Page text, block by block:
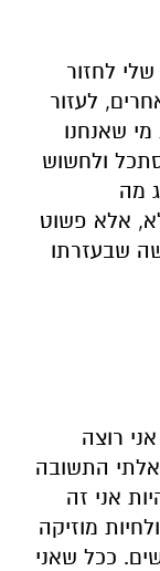
לחזור
לעזור
שאנחנו
ולחשוש
מה
אלא פשוט
שבעזרתו
רוצה
התשובה
אני זה
מוזיקה
ככל שאני